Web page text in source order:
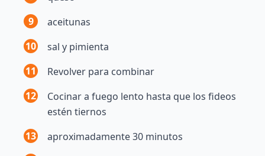
9
aceitunas
10
sal y pimienta
11
Revolver para combinar
12
Cocinar a fuego lento hasta que los fideos
estén tiernos
13
aproximadamente 30 minutos